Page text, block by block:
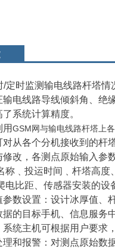
/定时监测输电线路杆塔情
输电线路导线倾斜角、绝
系统计算精度。
GSM网与输电线路杆塔上
对从各个分机接收到的杆
改，各测点原始输入参
称﹑投运时间﹑杆塔高
电比距、传感器安装的设
数设置：设计冰厚值、
据的目标手机、信息服务
系统主机可根据用户要求
和报警：对测点原始数